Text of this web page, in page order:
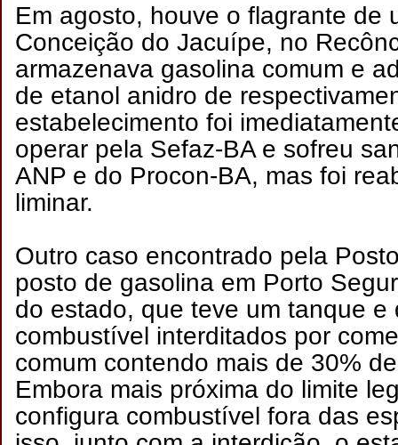
Em agosto, houve o flagrante de
Conceição do Jacuípe, no
armazenava gasolina comum e
de etanol anidro de
estabelecimento foi
operar pela Sefaz-BA e sofreu
ANP e do Procon-BA, mas foi
liminar.
Outro caso encontrado pela
posto de gasolina em Porto
do estado, que teve um tanque e
combustível interditados por
comum contendo mais de 30%
Embora mais próxima do limite
configura combustível fora das